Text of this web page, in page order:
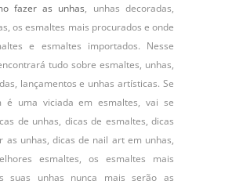
fazer as unhas, unhas decoradas,
osesmaltes mais procurados e onde
e esmaltes importados. Nesse
tudo sobre esmaltes, unhas,
lançamentos e unhas artísticas. Se
é uma viciada em esmaltes, vai se
de unhas, dicas de esmaltes, dicas
as unhas, dicas de nail art em unhas,
esmaltes, os esmaltes mais
suas unhas nunca mais serão as